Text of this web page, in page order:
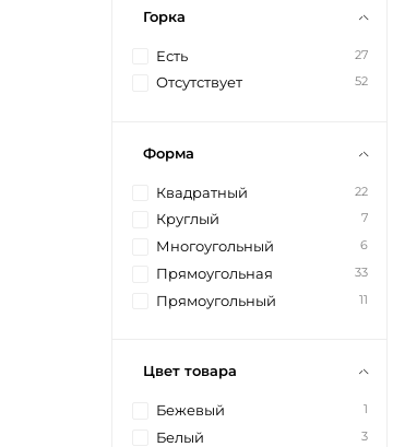
Горка
Есть 27
Отсутствует 52
Форма
Квадратный 22
Круглый 7
Многоугольный 6
Прямоугольная 33
Прямоугольный 11
Цвет товара
Бежевый 1
Белый 3